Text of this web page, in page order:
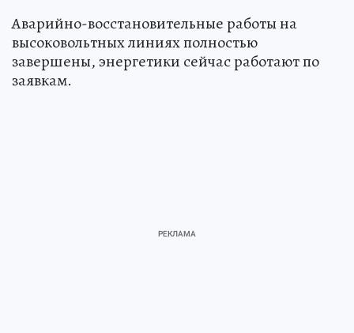
Аварийно-восстановительные работы на
высоковольтных линиях полностью
завершены, энергетики сейчас работают по
заявкам.